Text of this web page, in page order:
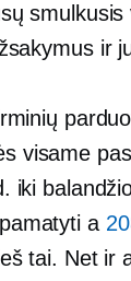
ir
visame
iki
a
tai. Net ir